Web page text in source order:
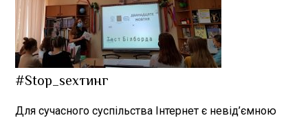
#Stop_sexтинг
Для сучасного суспільства Інтернет є невід’ємною